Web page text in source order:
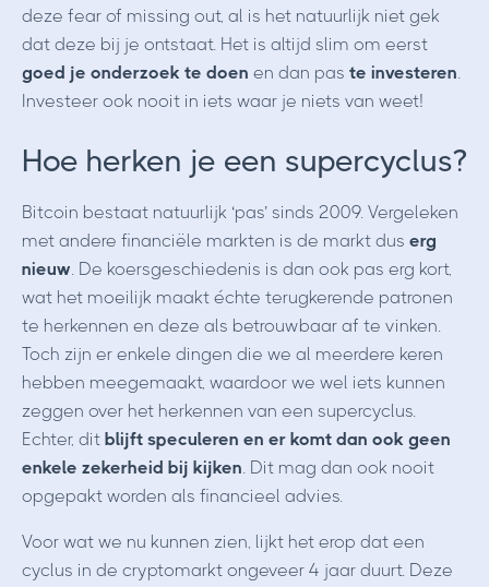
deze fear of missing out, al is het natuurlijk niet gek
dat deze bij je ontstaat. Het is altijd slim om eerst
goed je onderzoek te doen en dan pas te investeren.
Investeer ook nooit in iets waar je niets van weet!
Hoe herken je een supercyclus?
Bitcoin bestaat natuurlijk ‘pas’ sinds 2009. Vergeleken
met andere financiële markten is de markt dus erg
nieuw. De koersgeschiedenis is dan ook pas erg kort,
wat het moeilijk maakt échte terugkerende patronen
te herkennen en deze als betrouwbaar af te vinken.
Toch zijn er enkele dingen die we al meerdere keren
hebben meegemaakt, waardoor we wel iets kunnen
zeggen over het herkennen van een supercyclus.
Echter, dit blijft speculeren en er komt dan ook geen
enkele zekerheid bij kijken. Dit mag dan ook nooit
opgepakt worden als financieel advies.
Voor wat we nu kunnen zien, lijkt het erop dat een
cyclus in de cryptomarkt ongeveer 4 jaar duurt. Deze